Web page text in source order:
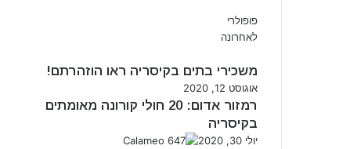
פופולרי
לאחרונה
משכירי בתים בקיסריה ראו הוזהרתם!
אוגוסט 12, 2020
רמזור אדום: 20 חולי קורונה מאומתים
בקיסריה
יולי 30, 2020